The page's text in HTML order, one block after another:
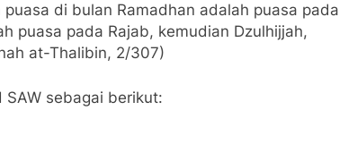
di bulan Ramadhan adalah puasa pada
puasa pada Rajab, kemudian Dzulhijjah,
at-Thalibin, 2/307)
sebagai berikut: